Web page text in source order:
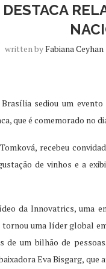
written byFabiana Ceyhan
sediou um
que é comemorado no
recebeu
de vinhos e a
da Innovatrics, uma
tornou uma líder global
de um bilhão de
Eva Bisgarg,